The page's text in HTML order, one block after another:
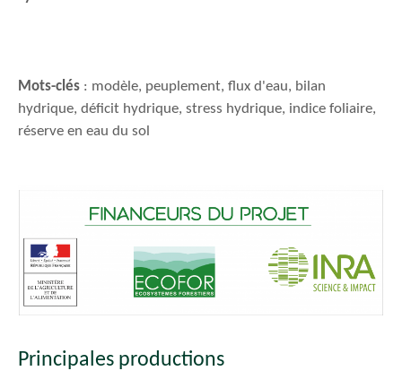
Mots-clés : modèle, peuplement, flux d'eau, bilan
hydrique, déficit hydrique, stress hydrique, indice foliaire,
réserve en eau du sol
Principales productions